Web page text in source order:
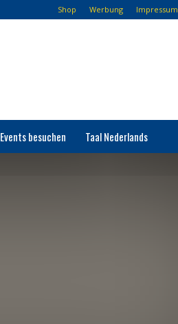
Shop Werbung Impressum
Events besuchen Taal Nederlands